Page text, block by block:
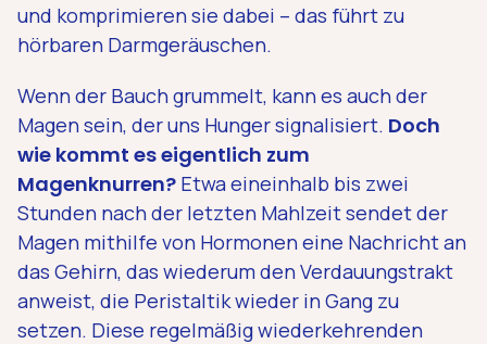
und komprimieren sie dabei – das führt zu
hörbaren Darmgeräuschen.
Wenn der Bauch grummelt, kann es auch der
Magen sein, der uns Hunger signalisiert. Doch
wie kommt es eigentlich zum
Magenknurren? Etwa eineinhalb bis zwei
Stunden nach der letzten Mahlzeit sendet der
Magen mithilfe von Hormonen eine Nachricht an
das Gehirn, das wiederum den Verdauungstrakt
anweist, die Peristaltik wieder in Gang zu
setzen. Diese regelmäßig wiederkehrenden